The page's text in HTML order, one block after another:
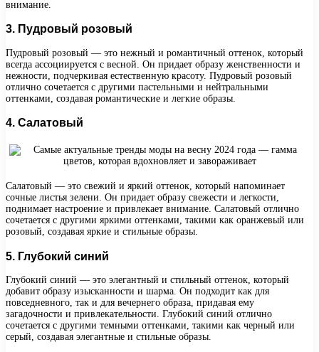
внимание.
3. Пудровый розовый
Пудровый розовый — это нежный и романтичный оттенок, который
всегда ассоциируется с весной. Он придает образу женственности и
нежности, подчеркивая естественную красоту. Пудровый розовый
отлично сочетается с другими пастельными и нейтральными
оттенками, создавая романтические и легкие образы.
4. Салатовый
Салатовый — это свежий и яркий оттенок, который напоминает
сочные листья зелени. Он придает образу свежести и легкости,
поднимает настроение и привлекает внимание. Салатовый отлично
сочетается с другими яркими оттенками, такими как оранжевый или
розовый, создавая яркие и стильные образы.
5. Глубокий синий
Глубокий синий — это элегантный и стильный оттенок, который
добавит образу изысканности и шарма. Он подходит как для
повседневного, так и для вечернего образа, придавая ему
загадочности и привлекательности. Глубокий синий отлично
сочетается с другими темными оттенками, такими как черный или
серый, создавая элегантные и стильные образы.